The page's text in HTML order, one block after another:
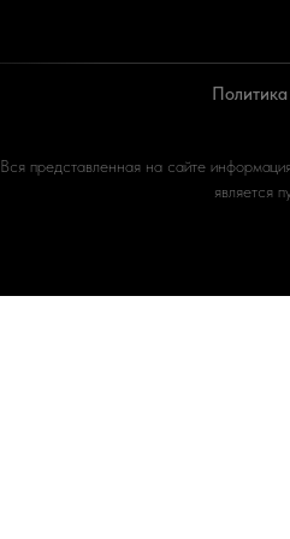
Вся представленная на сайте
является